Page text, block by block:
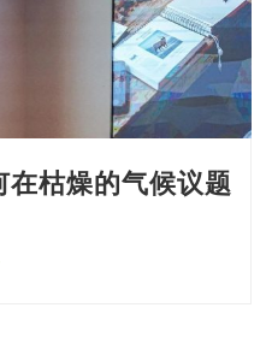
枯燥的气候议题